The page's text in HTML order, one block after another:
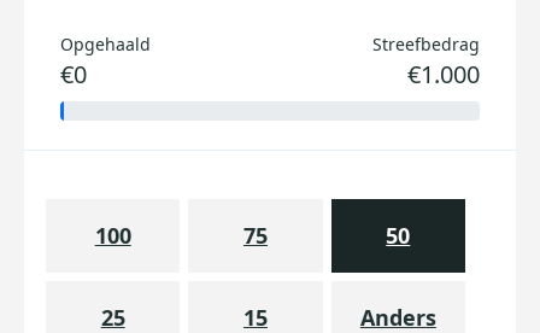
Opgehaald
€0
Streefbedrag
€1.000
100 75 50
25 15 Anders